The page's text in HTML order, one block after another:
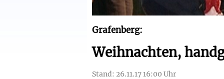
Grafenberg:
Weihnachten,
Stand: 26.11.17 16:00 Uhr